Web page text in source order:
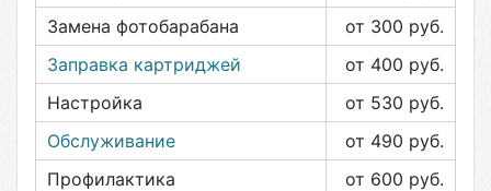
Замена фотобарабана
от 300 руб.
Заправка картриджей
от 400 руб.
Настройка
от 530 руб.
Обслуживание
от 490 руб.
Профилактика
от 600 руб.